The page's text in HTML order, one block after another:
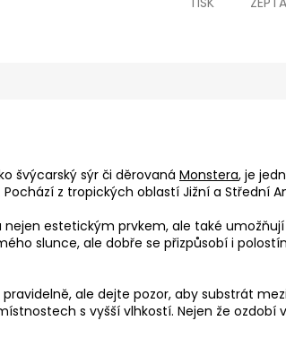
švýcarský sýr či děrovaná Monstera, je
z tropických oblastí Jižní a Střední
estetickým prvkem, ale také
slunce, ale dobře se přizpůsobí i
ale dejte pozor, aby substrát
s vyšší vlhkostí. Nejen že